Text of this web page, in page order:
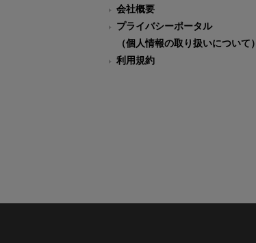
会社概要
プライバシーポータル
（個人情報の取り扱いについて）
利用規約